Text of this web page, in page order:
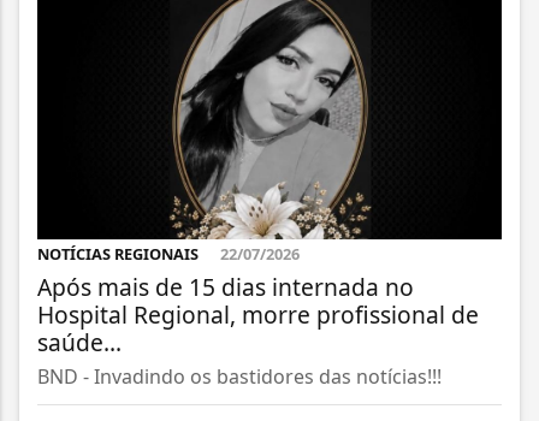
NOTÍCIAS REGIONAIS 22/07/2026
Após mais de 15 dias internada no
Hospital Regional, morre profissional de
saúde...
BND - Invadindo os bastidores das notícias!!!